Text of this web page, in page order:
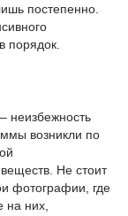
постепенно.
порядок.
неизбежность
возникли по
Не стоит
фотографии, где
на них,